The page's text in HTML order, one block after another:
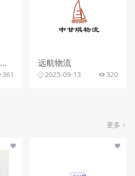
物流、运输或供应链管理行业
361
远航物流
2025-09-13 320
更多